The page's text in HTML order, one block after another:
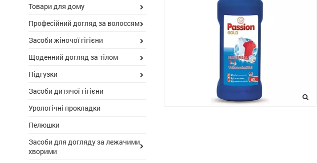
Товари для дому
Професійний догляд за волоссям
Засоби жіночої гігієни
Щоденний догляд за тілом
Підгузки
Засоби дитячої гігієни
Урологічні прокладки
Пелюшки
Засоби для догляду за лежачими
хворими